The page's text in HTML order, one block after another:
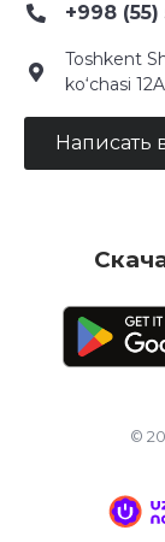
+998
Toshkent
ko‘chasi 12A
Написать
©